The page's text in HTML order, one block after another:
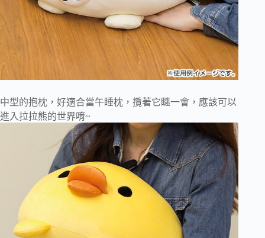
中型的抱枕，好適合當午睡枕，攬著它瞇一會，應該可以
進入拉拉熊的世界唷~